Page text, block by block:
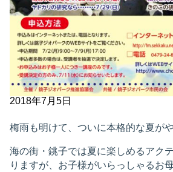
2018年7月5日
梅雨も明けて、ついに本格的な夏が
海の街・銚子では夏に楽しめるアク
りますが、お子様がいらっしゃるお